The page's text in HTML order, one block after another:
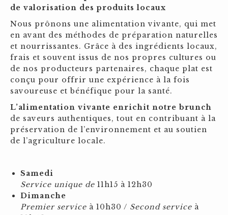
de valorisation des produits locaux
Nous prônons une alimentation vivante, qui met
en avant des méthodes de préparation naturelles
et nourrissantes. Grâce à des ingrédients locaux,
frais et souvent issus de nos propres cultures ou
de nos producteurs partenaires, chaque plat est
conçu pour offrir une expérience à la fois
savoureuse et bénéfique pour la santé.
L’alimentation vivante enrichit notre brunch
de saveurs authentiques, tout en contribuant à la
préservation de l’environnement et au soutien
de l’agriculture locale.
Samedi
Service unique de 11h15 à 12h30
Dimanche
Premier service à 10h30 / Second service à